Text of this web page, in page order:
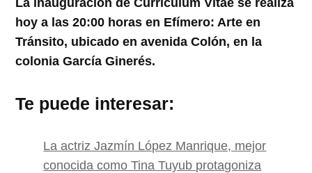
hoy a las 20:00 horas en Efímero: Arte en
Tránsito, ubicado en avenida Colón, en la
colonia García Ginerés.
Te puede interesar:
La actriz Jazmín López Manrique, mejor
conocida como Tina Tuyub protagoniza